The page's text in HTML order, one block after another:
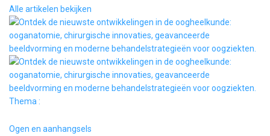
Alle artikelen bekijken
Thema :
Ogen en aanhangsels